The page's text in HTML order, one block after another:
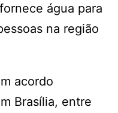
água para
na região
acordo
Brasília, entre